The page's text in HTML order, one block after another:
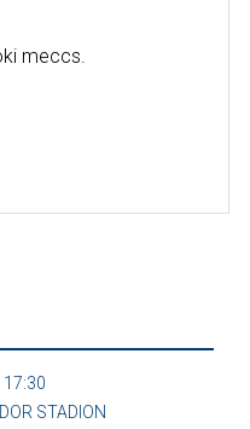
meccs.
STADION